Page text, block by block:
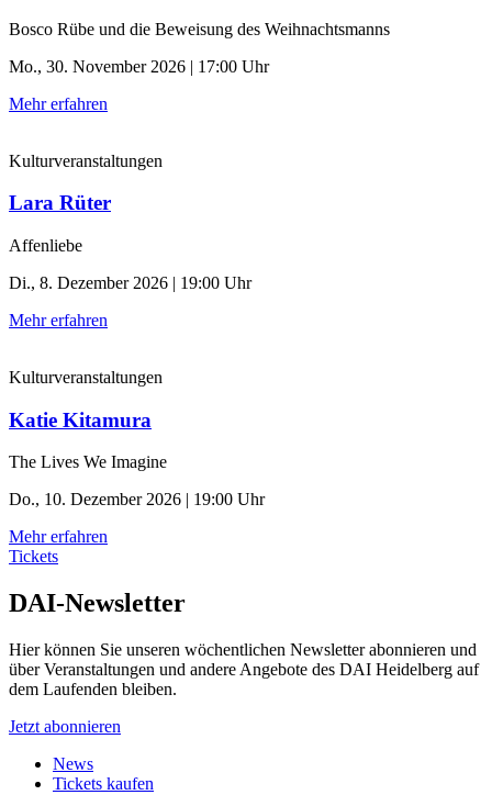
Bosco Rübe und die Beweisung des Weihnachtsmanns
Mo., 30. November 2026 | 17:00 Uhr
Mehr erfahren
Kulturveranstaltungen
Lara Rüter
Affenliebe
Di., 8. Dezember 2026 | 19:00 Uhr
Mehr erfahren
Kulturveranstaltungen
Katie Kitamura
The Lives We Imagine
Do., 10. Dezember 2026 | 19:00 Uhr
Mehr erfahren
Tickets
DAI-Newsletter
Hier können Sie unseren wöchentlichen Newsletter abonnieren und
über Veranstaltungen und andere Angebote des DAI Heidelberg auf
dem Laufenden bleiben.
Jetzt abonnieren
News
Tickets kaufen